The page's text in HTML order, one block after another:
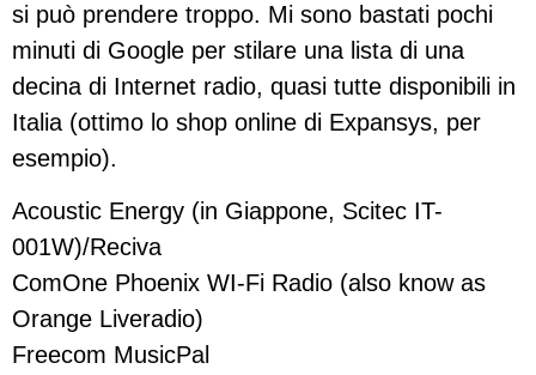
si può prendere troppo. Mi sono bastati pochi
minuti di Google per stilare una lista di una
decina di Internet radio, quasi tutte disponibili in
Italia (ottimo lo shop online di Expansys, per
esempio).
Acoustic Energy (in Giappone, Scitec IT-
001W)/Reciva
ComOne Phoenix WI-Fi Radio (also know as
Orange Liveradio)
Freecom MusicPal